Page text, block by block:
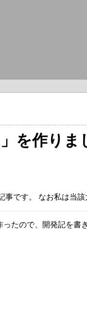
を作りま
事です。 なお私は当該
ったので、開発記を書